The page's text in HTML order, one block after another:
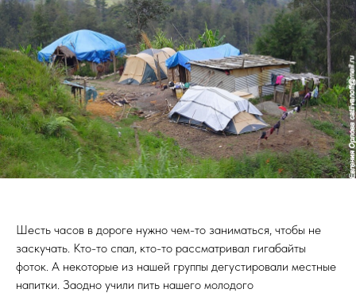
Шесть часов в дороге нужно чем-то заниматься, чтобы не
заскучать. Кто-то спал, кто-то рассматривал гигабайты
фоток. А некоторые из нашей группы дегустировали местные
напитки. Заодно учили пить нашего молодого